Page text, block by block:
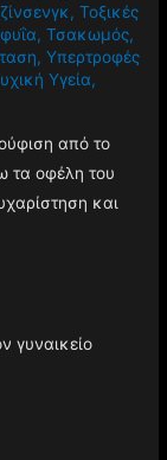
,Τοξικές
,Τσακωμός,
,Υπερτροφές
Υγεία,
από το
τα οφέλη του
και
γυναικείο